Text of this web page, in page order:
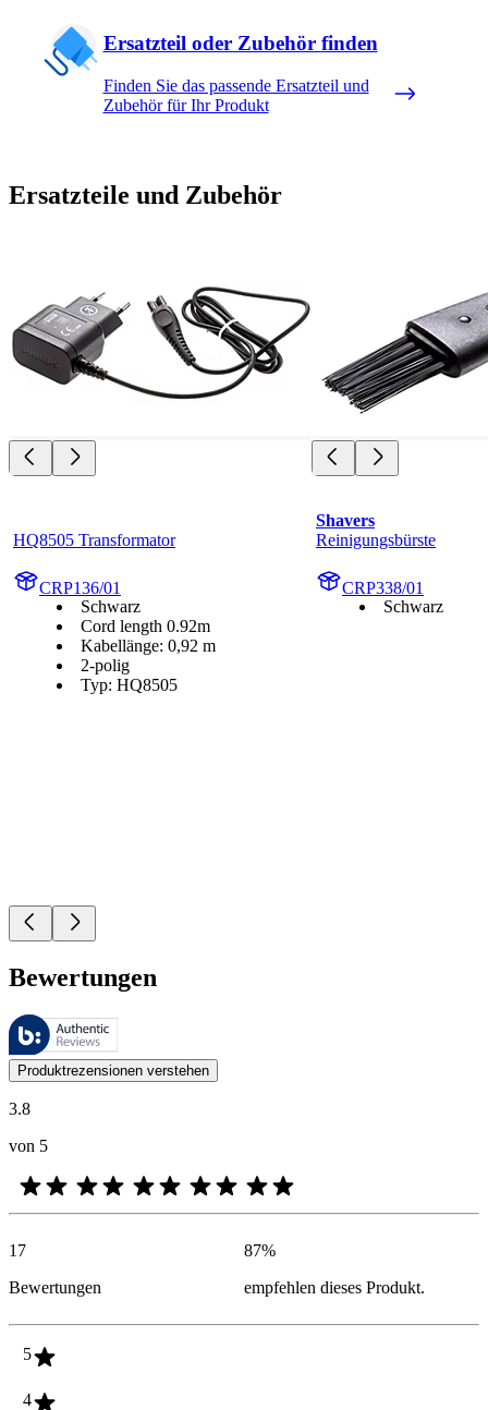
Ersatzteil oder Zubehör finden
Finden Sie das passende Ersatzteil und
Zubehör für Ihr Produkt
Ersatzteile und Zubehör
HQ8505 Transformator
CRP136/01
Schwarz
Cord length 0.92m
Kabellänge: 0,92 m
2-polig
Typ: HQ8505
Shavers
Reinigungsbürste
CRP338/01
Schwarz
Bewertungen
Diese Bewertungen werden von Bazaarvoice verwaltet und
Kundenmeinungen in Form von Produkt- und Sternebewertungen
Produktrezensionen verstehen
3.8
von 5
17
Bewertungen
87%
empfehlen dieses Produkt.
5
4